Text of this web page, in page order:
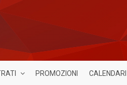
PROMOZIONI CALENDARI